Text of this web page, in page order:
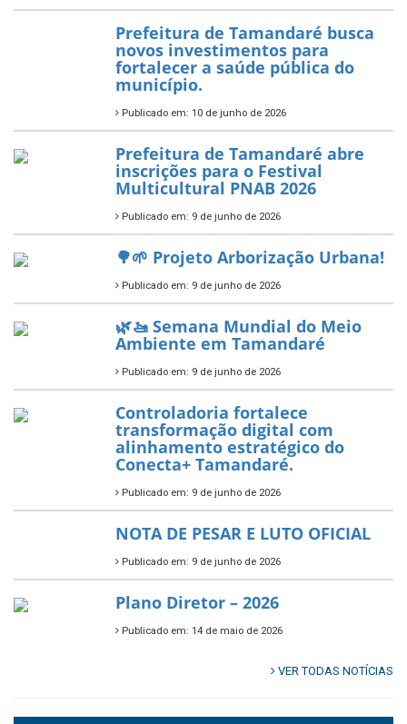
Prefeitura de Tamandaré busca
novos investimentos para
fortalecer a saúde pública do
município.
Publicado em: 10 de junho de 2026
Prefeitura de Tamandaré abre
inscrições para o Festival
Multicultural PNAB 2026
Publicado em: 9 de junho de 2026
🌳🌱 Projeto Arborização Urbana!
Publicado em: 9 de junho de 2026
🌿🚤 Semana Mundial do Meio
Ambiente em Tamandaré
Publicado em: 9 de junho de 2026
Controladoria fortalece
transformação digital com
alinhamento estratégico do
Conecta+ Tamandaré.
Publicado em: 9 de junho de 2026
NOTA DE PESAR E LUTO OFICIAL
Publicado em: 9 de junho de 2026
Plano Diretor – 2026
Publicado em: 14 de maio de 2026
VER TODAS NOTÍCIAS